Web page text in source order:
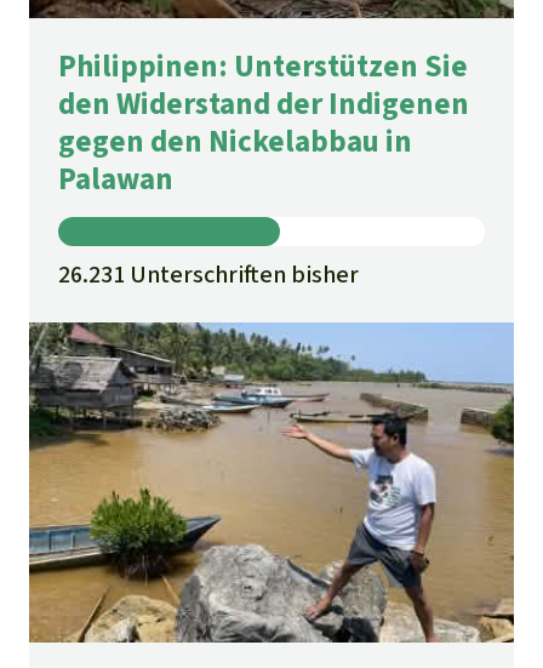
Philippinen: Unterstützen Sie
den Widerstand der Indigenen
gegen den Nickelabbau in
Palawan
26.231 Unterschriften bisher